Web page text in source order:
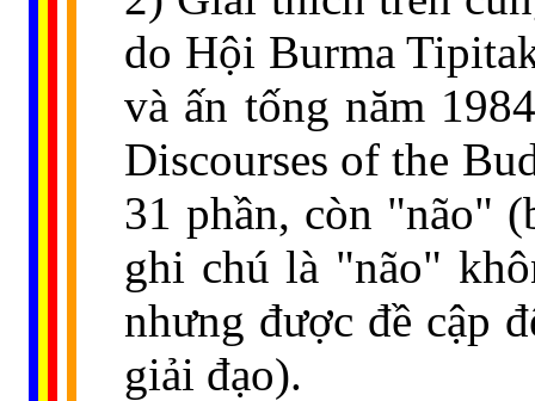
do Hội Burma
và ấn tống năm
Discourses of the
31 phần, còn "não"
ghi chú là "não"
nhưng được đề cập
giải đạo).